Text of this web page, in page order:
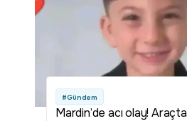
#Gündem
Mardin’de acı olay! Araçta